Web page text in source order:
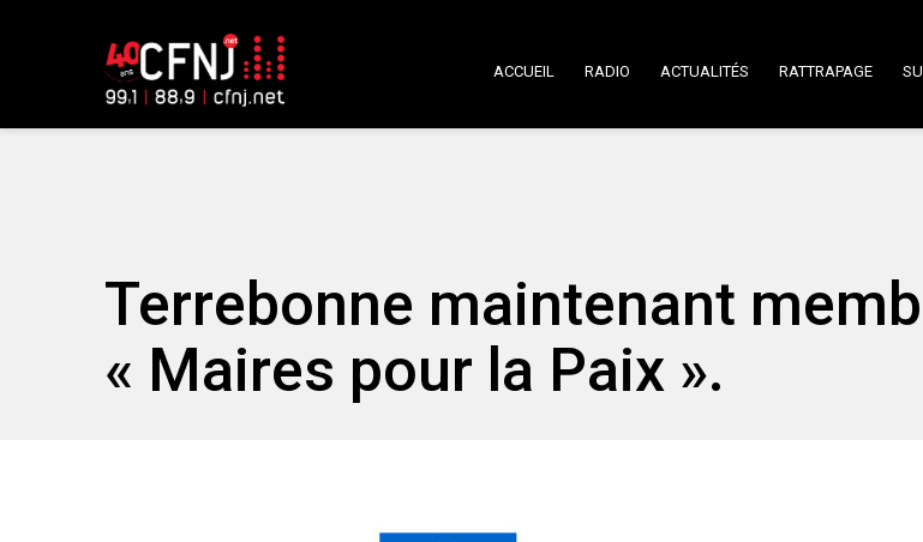
ACCUEIL RADIO ACTUALITÉS RATTRAPAGE
Terrebonne maintenant
« Maires pour la Paix ».